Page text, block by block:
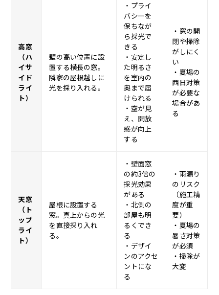
高窓
（ハ
イサ
イド
ライ
ト）
壁の高い位置に設
置する横長の窓。
隣家の屋根越しに
光を採り入れる。
・プライ
バシーを
保ちなが
ら採光で
きる
・安定し
た明るさ
を室内の
奥まで届
けられる
・空が見
え、開放
感が向上
する
・窓の開
閉や掃除
がしにく
い
・夏場の
西日対策
が必要な
場合があ
る
天窓
（ト
ップ
ライ
ト）
屋根に設置する
窓。真上からの光
を直接採り入れ
る。
・壁面窓
の約3倍の
採光効果
がある
・北側の
部屋も明
るくでき
る
・デザイ
ンのアクセ
ントにな
る
・雨漏り
のリスク
（施工精
度が重
要）
・夏場の
暑さ対策
が必須
・掃除が
大変